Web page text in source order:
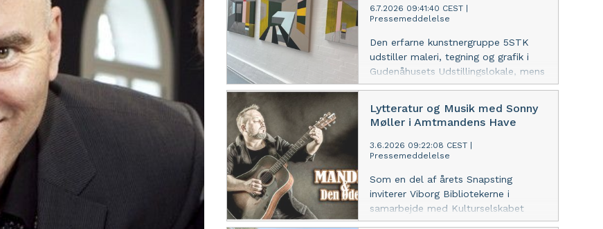
højsædet.
6.7.2026 09:41:40 CEST
Pressemeddelelse
Den erfarne kunstnergruppe 5STK
udstiller maleri, tegning og grafik i
Gudenåhusets Udstillingslokale, mens
elever fra Bjerringbro Gymnasiums
kunstneriske resultater i Viften
Lytteratur og Musik med Sonny
Møller i Amtmandens Have
3.6.2026 09:22:08 CEST
Pressemeddelelse
Som en del af årets Snapsting
inviterer Viborg Bibliotekerne i
samarbejde med Kulturselskabet
indenfor i Amtmandens Have fredag